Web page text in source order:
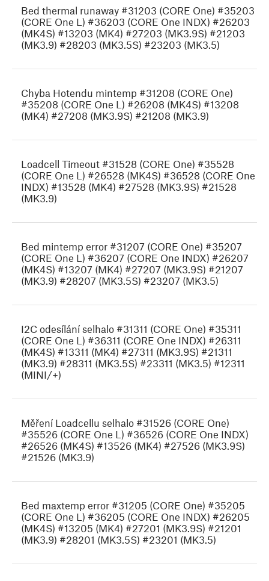
Bed thermal runaway #31203 (CORE One) #35203
(CORE One L) #36203 (CORE One INDX) #26203
(MK4S) #13203 (MK4) #27203 (MK3.9S) #21203
(MK3.9) #28203 (MK3.5S) #23203 (MK3.5)
Chyba Hotendu mintemp #31208 (CORE One)
#35208 (CORE One L) #26208 (MK4S) #13208
(MK4) #27208 (MK3.9S) #21208 (MK3.9)
Loadcell Timeout #31528 (CORE One) #35528
(CORE One L) #26528 (MK4S) #36528 (CORE One
INDX) #13528 (MK4) #27528 (MK3.9S) #21528
(MK3.9)
Bed mintemp error #31207 (CORE One) #35207
(CORE One L) #36207 (CORE One INDX) #26207
(MK4S) #13207 (MK4) #27207 (MK3.9S) #21207
(MK3.9) #28207 (MK3.5S) #23207 (MK3.5)
I2C odesílání selhalo #31311 (CORE One) #35311
(CORE One L) #36311 (CORE One INDX) #26311
(MK4S) #13311 (MK4) #27311 (MK3.9S) #21311
(MK3.9) #28311 (MK3.5S) #23311 (MK3.5) #12311
(MINI/+)
Měření Loadcellu selhalo #31526 (CORE One)
#35526 (CORE One L) #36526 (CORE One INDX)
#26526 (MK4S) #13526 (MK4) #27526 (MK3.9S)
#21526 (MK3.9)
Bed maxtemp error #31205 (CORE One) #35205
(CORE One L) #36205 (CORE One INDX) #26205
(MK4S) #13205 (MK4) #27201 (MK3.9S) #21201
(MK3.9) #28201 (MK3.5S) #23201 (MK3.5)